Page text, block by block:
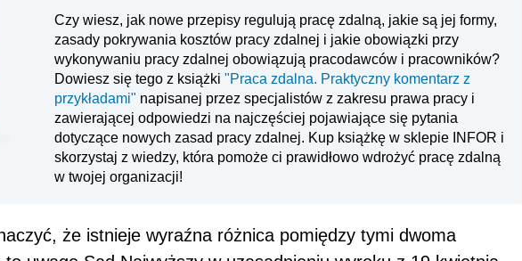
Czy wiesz, jak nowe przepisy regulują pracę zdalną, jakie są jej formy,
zasady pokrywania kosztów pracy zdalnej i jakie obowiązki przy
wykonywaniu pracy zdalnej obowiązują pracodawców i pracowników?
Dowiesz się tego z książki "Praca zdalna. Praktyczny komentarz z
przykładami" napisanej przez specjalistów z zakresu prawa pracy i
zawierającej odpowiedzi na najczęściej pojawiające się pytania
dotyczące nowych zasad pracy zdalnej. Kup książkę w sklepie INFOR i
skorzystaj z wiedzy, która pomoże ci prawidłowo wdrożyć pracę zdalną
w twojej organizacji!
że istnieje wyraźna różnica pomiędzy tymi dwoma